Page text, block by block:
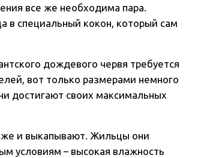
все же необходима пара.
в специальный кокон, который сам
дождевого червя требуется
вот только размерами немного
достигают своих максимальных
же и выкапывают. Жильцы они
условиям – высокая влажность